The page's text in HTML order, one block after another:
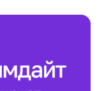
Роуминг